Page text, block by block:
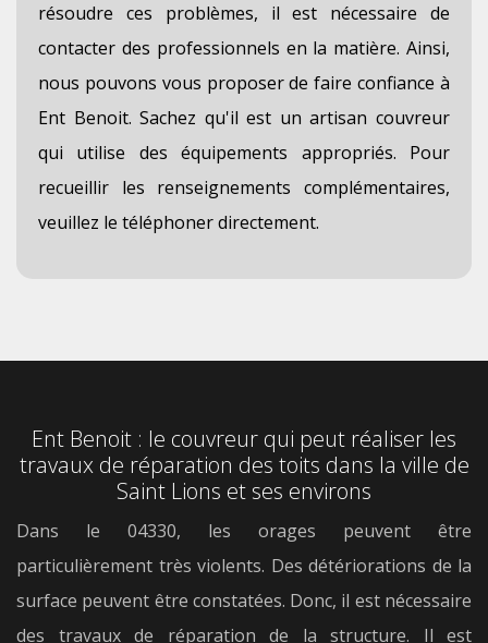
résoudre ces problèmes, il est nécessaire de
contacter des professionnels en la matière. Ainsi,
nous pouvons vous proposer de faire confiance à
Ent Benoit. Sachez qu'il est un artisan couvreur
qui utilise des équipements appropriés. Pour
recueillir les renseignements complémentaires,
veuillez le téléphoner directement.
Ent Benoit : le couvreur qui peut réaliser les
travaux de réparation des toits dans la ville de
Saint Lions et ses environs
Dans le 04330, les orages peuvent être
particulièrement très violents. Des détériorations de la
surface peuvent être constatées. Donc, il est nécessaire
des travaux de réparation de la structure. Il est